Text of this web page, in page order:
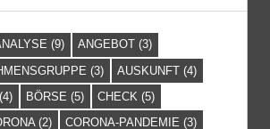
(9) ANGEBOT (3)
(3) AUSKUNFT (4)
(4) BÖRSE (5) CHECK (5)
(2) CORONA-PANDEMIE (3)